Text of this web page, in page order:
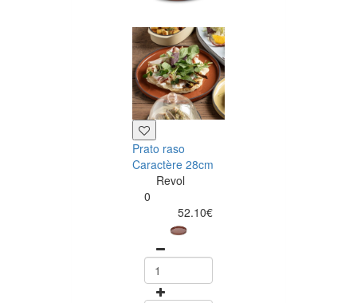
Prato raso
Caractère 28cm
Revol
0
52.10€